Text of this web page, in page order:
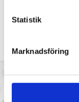
Statistik
Marknadsföring
DEBATT”Frågan är